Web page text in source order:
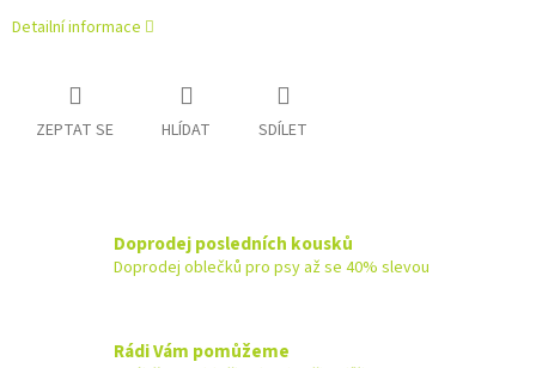
Detailní informace
ZEPTAT SE HLÍDAT SDÍLET
Doprodej posledních kousků
Doprodej oblečků pro psy až se 40% slevou
Rádi Vám pomůžeme